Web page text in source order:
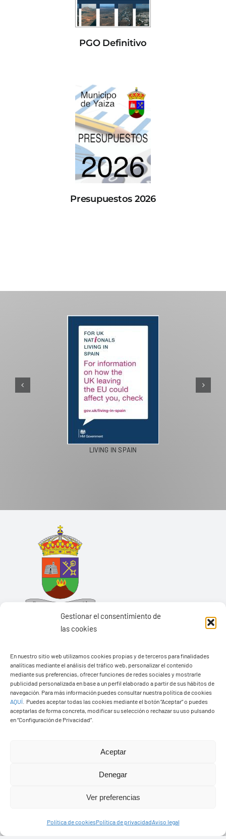
Gestionar el consentimiento de
las cookies
En nuestro sitio web utilizamos cookies propias y de terceros para finalidades
analíticas mediante el análisis del tráfico web, personalizar el contenido
mediante sus preferencias, ofrecer funciones de redes sociales y mostrarle
publicidad personalizada en base a un perfil elaborado a partir de sus hábitos de
navegación. Para más información puedes consultar nuestra política de cookies
AQUÍ
Puedes aceptar todas las cookies mediante el botón “Aceptar” o puedes
aceptarlas de forma concreta, modificar su selección o rechazar su uso pulsando
en “Configuración de Privacidad”.
Aceptar
Denegar
Ver preferencias
Política de cookiesPolítica de privacidadAviso legal
PGO Definitivo
Presupuestos 2026
LIVING IN SPAIN
Ayuntamiento de Yaiza
Pza. de Los Remedios, 1
35570 – Yaiza
Tel:928 83 62 20
© Copyright2026 Ayuntamiento de Yaiza - Todos los